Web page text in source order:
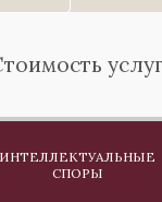
услуг
ИНТЕЛЛЕКТУАЛЬНЫЕ
СПОРЫ